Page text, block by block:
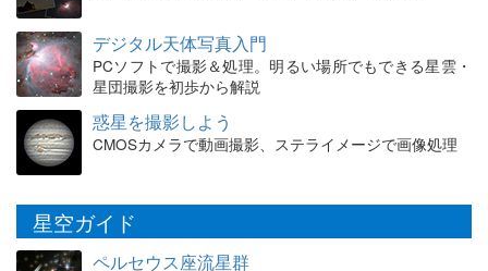
デジタル天体写真入門
PCソフトで撮影＆処理。明るい場所でもできる星雲・
星団撮影を初歩から解説
惑星を撮影しよう
CMOSカメラで動画撮影、ステライメージで画像処理
星空ガイド
ペルセウス座流星群